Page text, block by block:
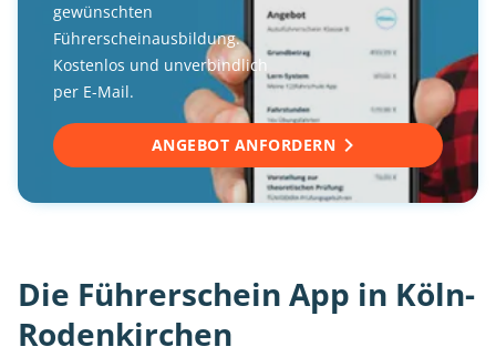
gewünschten
Führerscheinausbildung.
Kostenlos und unverbindlich
per E-Mail.
ANGEBOT ANFORDERN
Die Führerschein App in Köln-
Rodenkirchen